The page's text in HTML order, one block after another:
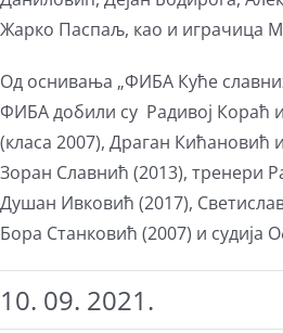
Жарко Паспаљ, као и играчица
Од оснивања „ФИБА Куће
ФИБА добили су Радивој Кораћ
(класа 2007), Драган Кићановић
Зоран Славнић (2013), тренери
Душан Ивковић (2017),
Бора Станковић (2007) и судија
10. 09. 2021.